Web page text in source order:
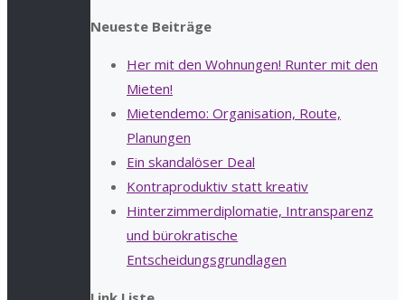
Neueste Beiträge
Her mit den Wohnungen! Runter mit den
Mieten!
Mietendemo: Organisation, Route,
Planungen
Ein skandalöser Deal
Kontraproduktiv statt kreativ
Hinterzimmerdiplomatie, Intransparenz
und bürokratische
Entscheidungsgrundlagen